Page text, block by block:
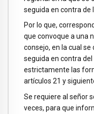
seguida en contra de
Por lo que,
que convoque a una
consejo, en la cual
seguida en contra
estrictamente las
artículos 21 y
Se requiere al señor
veces, para que